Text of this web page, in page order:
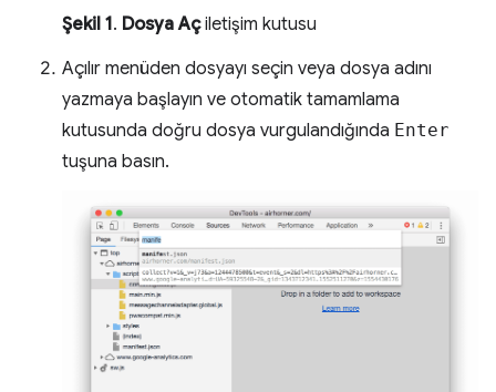
Şekil 1. Dosya Açiletişim kutusu
Açılır menüden dosyayı seçin veya dosya adını
yazmaya başlayın ve otomatik tamamlama
kutusunda doğru dosya vurgulandığında Enter
tuşuna basın.